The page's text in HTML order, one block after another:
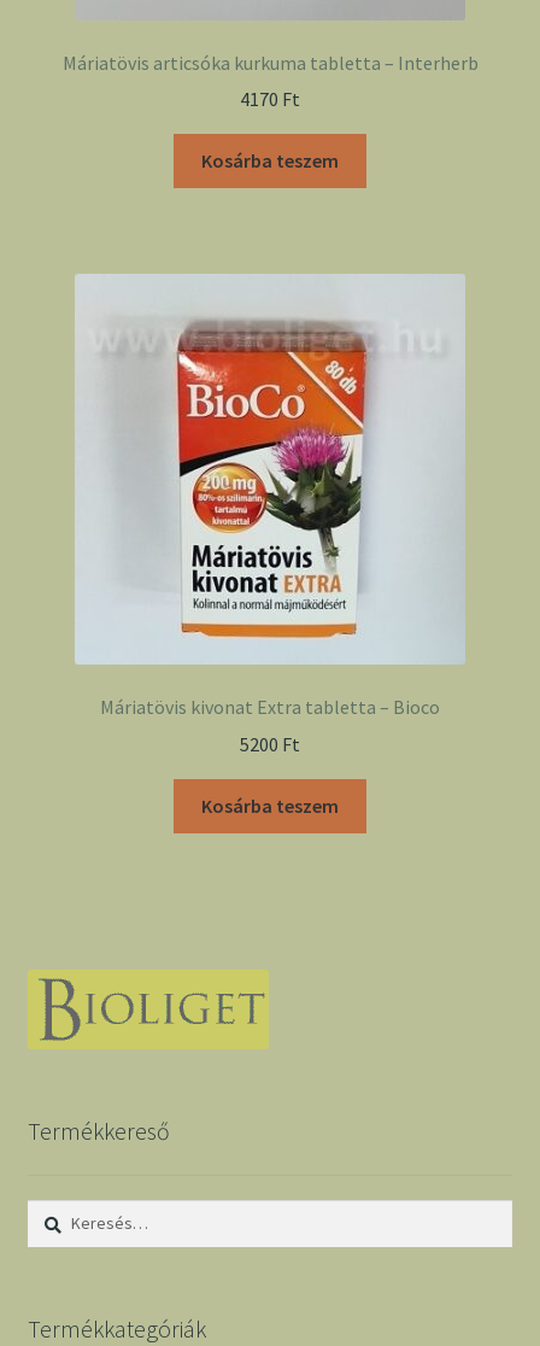
Máriatövis articsóka kurkuma tabletta – Interherb
4170 Ft
Kosárba teszem
Máriatövis kivonat Extra tabletta – Bioco
5200 Ft
Kosárba teszem
Termékkereső
Keresés:
Termékkategóriák